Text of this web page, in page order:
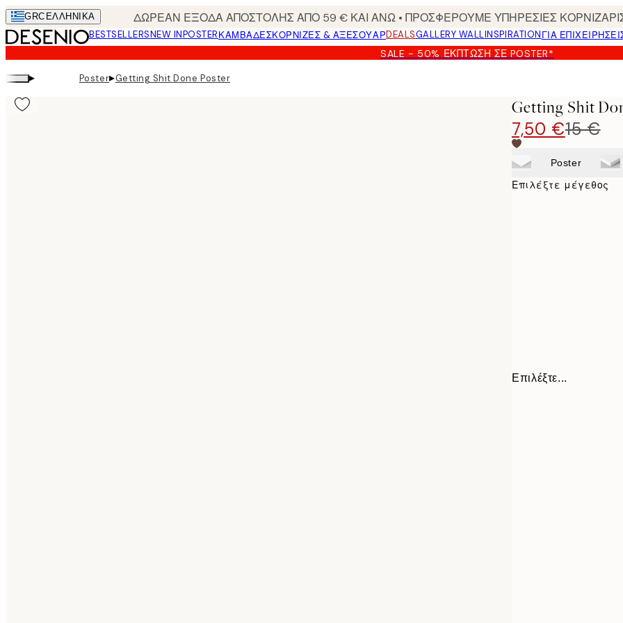
Skip
to
main
content.
GRC ΕΛΛΗΝΙΚΆ ΔΩΡΕΑΝ ΕΞΟΔΑ ΑΠΟΣΤΟΛΗΣ ΑΠΟ 59 € ΚΑΙ ΑΝΩ • ΠΡΟΣΦΕΡΟΥΜΕ ΥΠΗΡΕΣΙΕΣ
BESTSELLERSNEW INPOSTERΚΑΜΒΆΔΕΣΚΟΡΝΊΖΕΣ & ΑΞΕΣΟΥΆΡDEALSGALLERY WALLINSPIRATIONΓΙΑ
SALE - 50% ΈΚΠΤΩΣΗ ΣΕ POSTER*
▸ Poster▸Getting Shit Done Poster
Getting Shit
7,50 €15 €
Poster
Επιλέξτε μέγεθος
Επιλέξτε...